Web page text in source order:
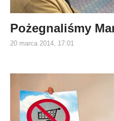
Pożegnaliśmy
20 marca 2014, 17:01